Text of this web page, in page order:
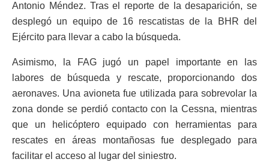
Antonio Méndez. Tras el reporte de la desaparición, se
desplegó un equipo de 16 rescatistas de la BHR del
Ejército para llevar a cabo la búsqueda.
Asimismo, la FAG jugó un papel importante en las
labores de búsqueda y rescate, proporcionando dos
aeronaves. Una avioneta fue utilizada para sobrevolar la
zona donde se perdió contacto con la Cessna, mientras
que un helicóptero equipado con herramientas para
rescates en áreas montañosas fue desplegado para
facilitar el acceso al lugar del siniestro.